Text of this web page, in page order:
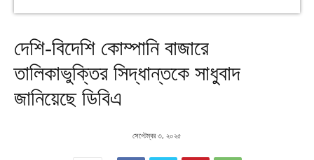
দেশি-বিদেশি কোম্পানি বাজারে
তালিকাভুক্তির সিদ্ধান্তকে সাধুবাদ
জানিয়েছে ডিবিএ
সেপ্টেম্বর ৩, ২০২৫